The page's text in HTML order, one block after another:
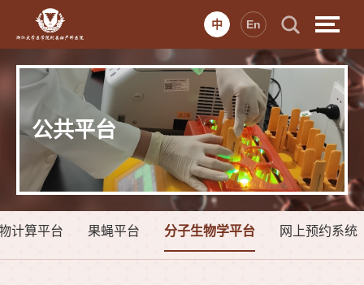
中 En
公共平台
计算平台 果蝇平台 分子生物学平台 网上预约系统